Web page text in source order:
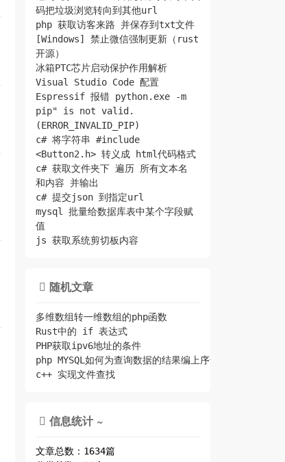
码把垃圾浏览转向到其他url
php 获取访客来路 并保存到txt文件
[Windows] 禁止微信强制更新（rust
开源）
冰箱PTC芯片启动保护作用解析
Visual Studio Code 配置
Espressif 报错 python.exe -m
pip" is not valid.
(ERROR_INVALID_PIP)
c# 将字符串 #include
<Button2.h> 转义成 html代码格式
c# 获取文件夹下 遍历 所有文本名
和内容 并输出
c# 提交json 到指定url
mysql 批量给数据库表中某个字段赋
值
js 获取系统剪切板内容
 随机文章
多维数组转一维数组的php函数
Rust中的 if 表达式
PHP获取ipv6地址的条件
php MYSQL如何为查询数据的结果编上序号 while判断第
c++ 实现文件查找
 信息统计 ~
文章总数：1634篇